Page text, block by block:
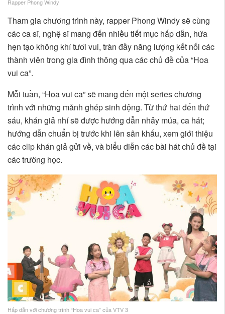
Rapper Phong Windy
Tham gia chương trình này, rapper Phong Windy sẽ cùng
các ca sĩ, nghệ sĩ mang đến nhiều tiết mục hấp dẫn, hứa
hẹn tạo không khí tươi vui, tràn đầy năng lượng kết nối các
thành viên trong gia đình thông qua các chủ đề của “Hoa
vui ca”.
Mỗi tuần, “Hoa vui ca” sẽ mang đến một series chương
trình với những mảnh ghép sinh động. Từ thứ hai đến thứ
sáu, khán giả nhí sẽ được hướng dẫn nhảy múa, ca hát;
hướng dẫn chuẩn bị trước khi lên sân khấu, xem giới thiệu
các clip khán giả gửi về, và biểu diễn các bài hát chủ đề tại
các trường học.
Hấp dẫn với chương trình “Hoa vui ca” của VTV 3